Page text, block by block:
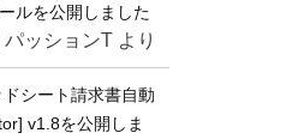
ルを公開しました
パッションT より
ドシート請求書自動
v1.8を公開しま